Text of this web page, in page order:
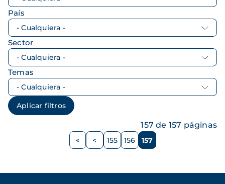
País
Sector
Temas
Página
< Página
155 Página
156 Página
157
157 de 157 páginas